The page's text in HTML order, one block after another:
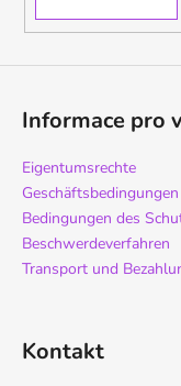
Informace pro
Eigentumsrechte
Geschäftsbedingungen
Bedingungen des
Beschwerdeverfahren
Transport und
Kontakt